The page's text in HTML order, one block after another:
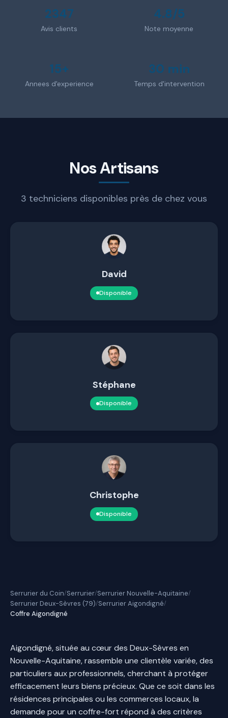
2347
Avis clients
4.8/5
Note moyenne
15+
Annees d'experience
30 min
Temps d'intervention
Nos Artisans
3 techniciens disponibles près de chez vous
David
Disponible
Stéphane
Disponible
Christophe
Disponible
Serrurier du Coin/Serrurier/Serrurier Nouvelle-Aquitaine/
Serrurier Deux-Sèvres (79)/Serrurier Aigondigné/
Coffre Aigondigné
Aigondigné, située au cœur des Deux-Sèvres en
Nouvelle-Aquitaine, rassemble une clientèle variée, des
particuliers aux professionnels, cherchant à protéger
efficacement leurs biens précieux. Que ce soit dans les
résidences principales ou les commerces locaux, la
demande pour un coffre-fort répond à des critères